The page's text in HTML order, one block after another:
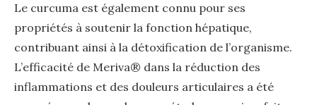
Le curcuma est également connu pour ses
propriétés à soutenir la fonction hépatique,
contribuant ainsi à la détoxification de l’organisme.
L’efficacité de Meriva® dans la réduction des
inflammations et des douleurs articulaires a été